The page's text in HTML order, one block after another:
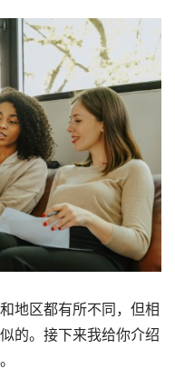
地区都有所不同，但相
的。接下来我给你介绍